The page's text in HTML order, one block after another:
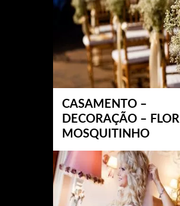
CASAMENTO –
DECORAÇÃO – FLOR
MOSQUITINHO